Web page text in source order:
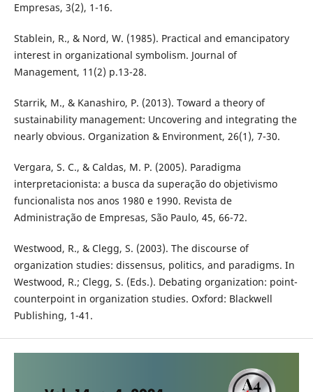
Empresas, 3(2), 1-16.
Stablein, R., & Nord, W. (1985). Practical and emancipatory
interest in organizational symbolism. Journal of
Management, 11(2) p.13-28.
Starrik, M., & Kanashiro, P. (2013). Toward a theory of
sustainability management: Uncovering and integrating the
nearly obvious. Organization & Environment, 26(1), 7-30.
Vergara, S. C., & Caldas, M. P. (2005). Paradigma
interpretacionista: a busca da superação do objetivismo
funcionalista nos anos 1980 e 1990. Revista de
Administração de Empresas, São Paulo, 45, 66-72.
Westwood, R., & Clegg, S. (2003). The discourse of
organization studies: dissensus, politics, and paradigms. In
Westwood, R.; Clegg, S. (Eds.). Debating organization: point-
counterpoint in organization studies. Oxford: Blackwell
Publishing, 1-41.